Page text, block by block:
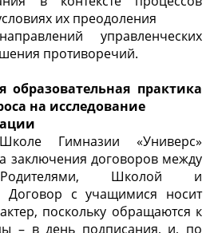
их преодоления
управленческих
противоречий.
практика
на исследование
Гимназии «Универс»
заключения договоров между
Школой и
Договор с учащимися носит
поскольку обращаются к
– в день подписания, и, по